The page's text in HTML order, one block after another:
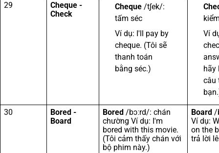
29
Cheque -
Check
Cheque/tʃek/:
tấm séc
Ví dụ: I'll pay by
cheque. (Tôi sẽ
thanh toán
bằng séc.)
Ví
hãy
câu
30
Bored -
Board
Bored /bɔːrd/: chán
chường Ví dụ: I'm
bored with this movie.
(Tôi cảm thấy chán với
bộ phim này.)
Board /
Ví dụ:
on the
trả lời